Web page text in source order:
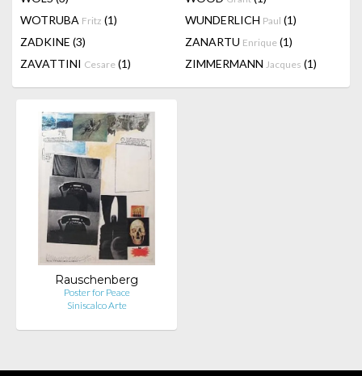
WOTRUBA Fritz (1) WUNDERLICH Paul (1)
ZADKINE (3) ZANARTU Enrique (1)
ZAVATTINI Cesare (1) ZIMMERMANN Jacques (1)
Rauschenberg
Poster for Peace
Siniscalco Arte